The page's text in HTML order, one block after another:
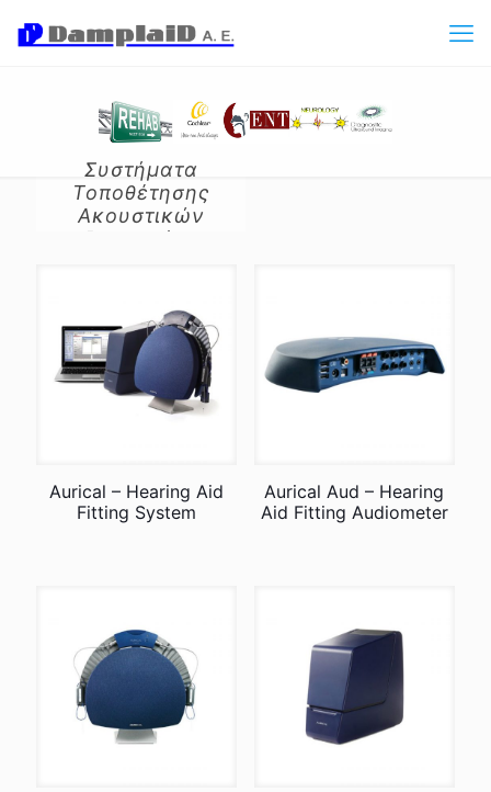
Συστήματα
Τοποθέτησης
Ακουστικών
Βαρηκοίας
Aurical – Hearing Aid
Fitting System
Aurical Aud – Hearing
Aid Fitting Audiometer